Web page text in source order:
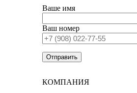
Ваше имя
Ваш номер
КОМПАНИЯ